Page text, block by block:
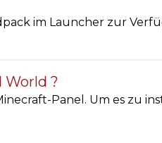
im Launcher zur
?
Panel. Um es zu